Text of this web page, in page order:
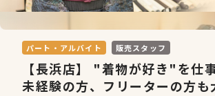
パート・アルバイト 販売スタッフ
【長浜店】 "着物が好き"を仕
未経験の方、フリーターの方